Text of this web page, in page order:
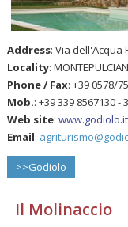
Address: Via dell'Acqua
Locality:
Phone / Fax: +39 0578/
Mob.: +39 339 8567130 -
Web site:www.godiolo.it
Email:
>>Godiolo
Il Molinaccio